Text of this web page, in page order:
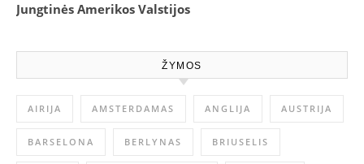
Jungtinės Amerikos Valstijos
ŽYMOS
AIRIJA AMSTERDAMAS ANGLIJA AUSTRIJA
BARSELONA BERLYNAS BRIUSELIS